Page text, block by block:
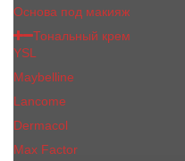
Основа под макияж
Тональный крем
YSL
Maybelline
Lancome
Dermacol
Max Factor